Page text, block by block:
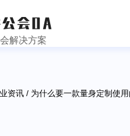
解决方案
资讯 / 为什么要一款量身定制使